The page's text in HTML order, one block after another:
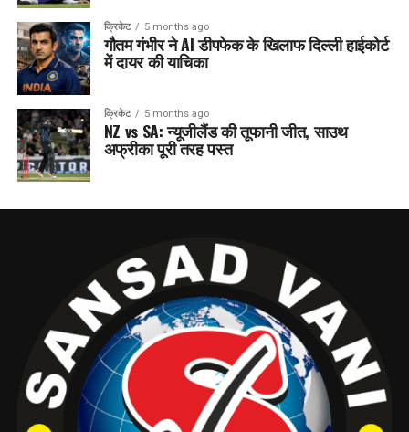
क्रिकेट 5 months ago
गौतम गंभीर ने AI डीपफेक के खिलाफ दिल्ली हाईकोर्ट
में दायर की याचिका
क्रिकेट 5 months ago
NZ vs SA: न्यूजीलैंड की तूफानी जीत, साउथ
अफ्रीका पूरी तरह पस्त